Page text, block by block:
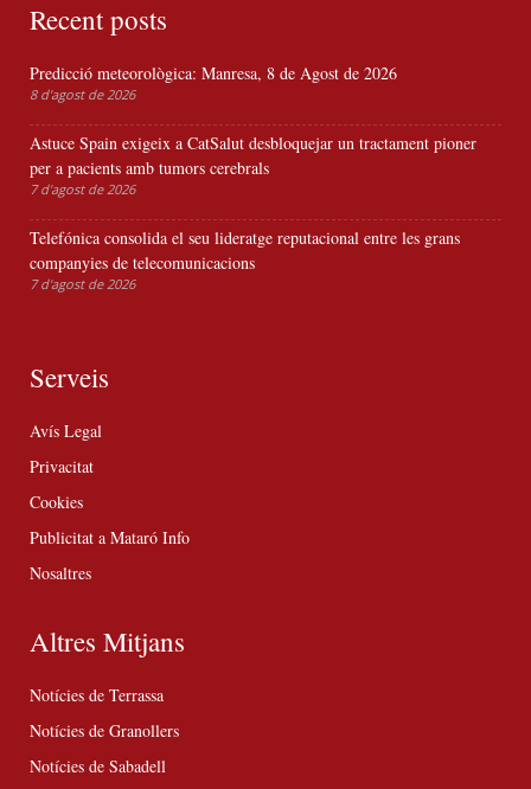
Recent posts
Predicció meteorològica: Manresa, 8 de Agost de 2026
8 d'agost de 2026
Astuce Spain exigeix a CatSalut desbloquejar un tractament pioner
per a pacients amb tumors cerebrals
7 d'agost de 2026
Telefónica consolida el seu lideratge reputacional entre les grans
companyies de telecomunicacions
7 d'agost de 2026
Serveis
Avís Legal
Privacitat
Cookies
Publicitat a Mataró Info
Nosaltres
Altres Mitjans
Notícies de Terrassa
Notícies de Granollers
Notícies de Sabadell